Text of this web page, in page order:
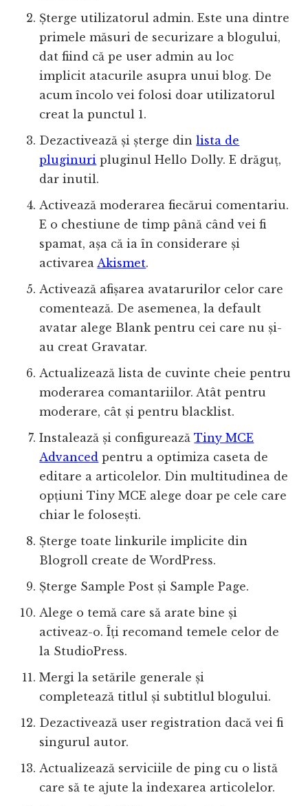
Șterge utilizatorul admin. Este una dintre
primele măsuri de securizare a blogului,
dat fiind că pe user admin au loc
implicit atacurile asupra unui blog. De
acum încolo vei folosi doar utilizatorul
creat la punctul 1.
Dezactivează și șterge dinlista de
pluginuri pluginul Hello Dolly. E drăguț,
dar inutil.
Activează moderarea fiecărui comentariu.
E o chestiune de timp până când vei fi
spamat, așa că ia în considerare și
activareaAkismet.
Activează afișarea avatarurilor celor care
comentează. De asemenea, la default
avatar alege Blank pentru cei care nu și-
au creat Gravatar.
Actualizează lista de cuvinte cheie pentru
moderarea comantariilor. Atât pentru
moderare, cât și pentru blacklist.
Instalează și configureazăTiny MCE
Advanced pentru a optimiza caseta de
editare a articolelor. Din multitudinea de
opțiuni Tiny MCE alege doar pe cele care
chiar le folosești.
Șterge toate linkurile implicite din
Blogroll create de WordPress.
Șterge Sample Post și Sample Page.
Alege o temă care să arate bine și
activeaz-o. Îți recomand temele celor de
la StudioPress.
Mergi la setările generale și
completează titlul și subtitlul blogului.
Dezactivează user registration dacă vei fi
singurul autor.
Actualizează serviciile de ping cu o listă
care să te ajute la indexarea articolelor.